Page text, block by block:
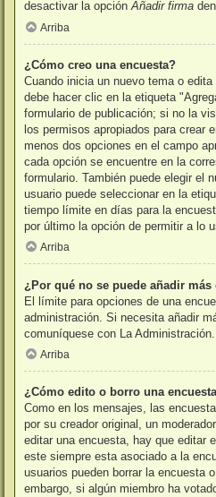
desactivar la opción Añadir firma
Arriba
¿Cómo creo una encuesta?
Cuando inicia un nuevo tema o
debe hacer clic en la etiqueta
formulario de publicación; si no la
los permisos apropiados para crear
menos dos opciones en el campo
cada opción se encuentre en la
formulario. También puede elegir el
usuario puede seleccionar en la
tiempo límite en días para la
por último la opción de permitir a lo
Arriba
¿Por qué no se puede añadir
El límite para opciones de una
administración. Si necesita añadir
comuníquese con La Administración.
Arriba
¿Cómo edito o borro una
Como en los mensajes, las
por su creador original, un
editar una encuesta, hay que editar
este siempre esta asociado a la
usuarios pueden borrar la encuesta
embargo, si algún miembro ha